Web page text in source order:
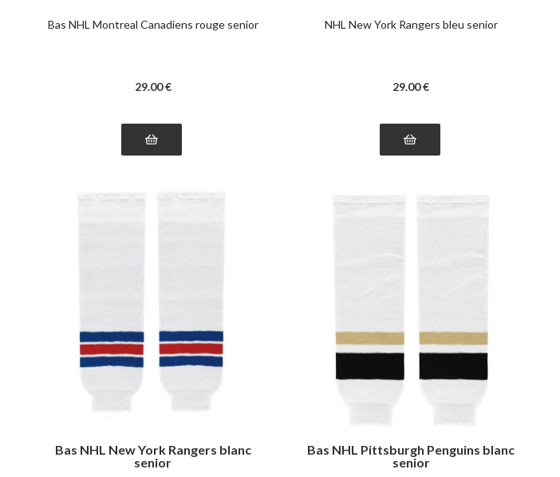
Bas NHL Montreal Canadiens rouge senior
29.00€
NHL New York Rangers bleu senior
29.00€
Bas NHL New York Rangers blanc
senior
Bas NHL Pittsburgh Penguins blanc
senior